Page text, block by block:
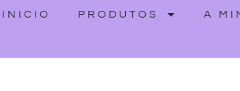
INICIO PRODUTOS A